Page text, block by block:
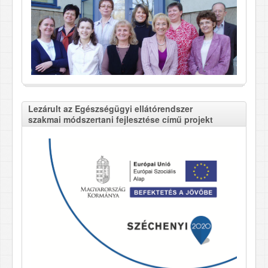
Lezárult az Egészségügyi ellátórendszer
szakmai módszertani fejlesztése című projekt